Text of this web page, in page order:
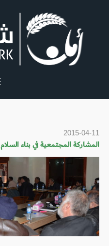
2015-04-11
المشاركة المجتمعية في بناء السلام